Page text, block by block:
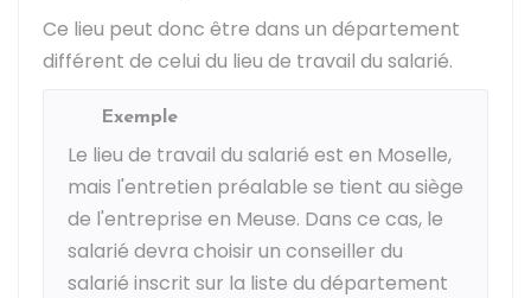
Ce lieu peut donc être dans un département
différent de celui du lieu de travail du salarié.
Exemple
Le lieu de travail du salarié est en Moselle,
mais l'entretien préalable se tient au siège
de l'entreprise en Meuse. Dans ce cas, le
salarié devra choisir un conseiller du
salarié inscrit sur la liste du département